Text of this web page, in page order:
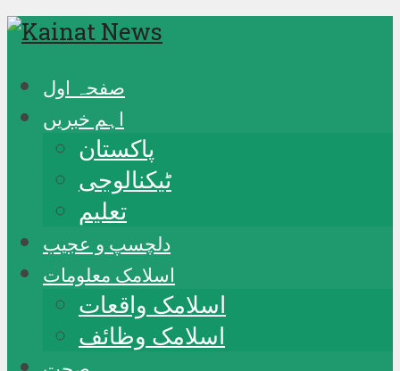
صفحہ اول
اہم خبریں
پاکستان
ٹیکنالوجی
تعلیم
دلچسپ و عجیب
اسلامک معلومات
اسلامک واقعات
اسلامک وظائف